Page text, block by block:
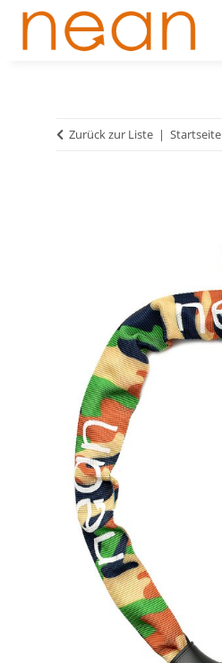
Zurück zur Liste Startseite